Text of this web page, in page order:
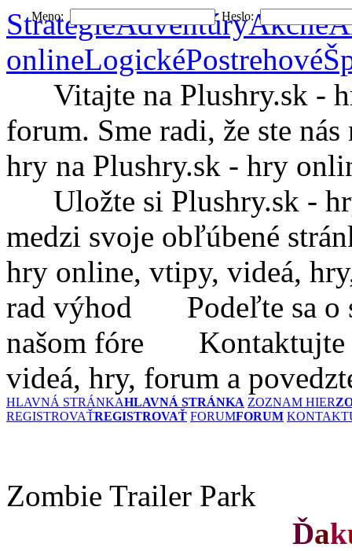
Meno: Heslo:
StratégieAdventúryAkčné
onlineLogickéPostrehové
Vitajte na Plushry.sk -
forum. Sme radi, že ste
hry na Plushry.sk - hry
Uložte si Plushry.sk -
medzi svoje obľúbené
hry online, vtipy, videá,
rad výhod
Podeľte sa o
našom fóre
Kontaktujte
videá, hry, forum a
HLAVNÁ STRÁNKAHLAVNÁ STRÁNKA ZOZNAM HIER
REGISTROVAŤREGISTROVAŤ FORUMFORUM
Zombie Trailer Park
Ďak